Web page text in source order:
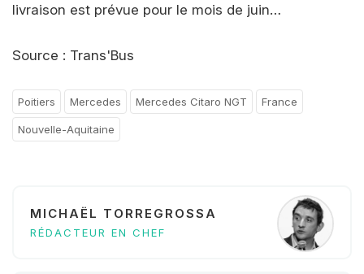
livraison est prévue pour le mois de juin…
Source : Trans'Bus
Poitiers Mercedes Mercedes Citaro NGT France
Nouvelle-Aquitaine
MICHAËL TORREGROSSA
RÉDACTEUR EN CHEF